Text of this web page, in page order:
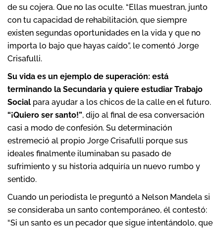
de su cojera. Que no las oculte. “Ellas muestran, junto
con tu capacidad de rehabilitación, que siempre
existen segundas oportunidades en la vida y que no
importa lo bajo que hayas caído”, le comentó Jorge
Crisafulli.
Su vida es un ejemplo de superación: está
terminando la Secundaria y quiere estudiar Trabajo
Social para ayudar a los chicos de la calle en el futuro.
“¡Quiero ser santo!”, dijo al final de esa conversación
casi a modo de confesión. Su determinación
estremeció al propio Jorge Crisafulli porque sus
ideales finalmente iluminaban su pasado de
sufrimiento y su historia adquiría un nuevo rumbo y
sentido.
Cuando un periodista le preguntó a Nelson Mandela si
se consideraba un santo contemporáneo, él contestó:
“Si un santo es un pecador que sigue intentándolo, que